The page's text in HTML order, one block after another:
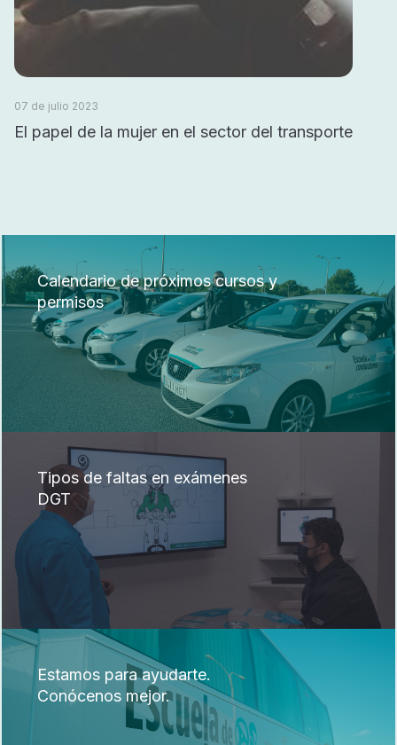
07 de julio 2023
El papel de la mujer en el sector del transporte
Calendario de próximos cursos y
permisos
Tipos de faltas en exámenes
DGT
Estamos para ayudarte.
Conócenos mejor.